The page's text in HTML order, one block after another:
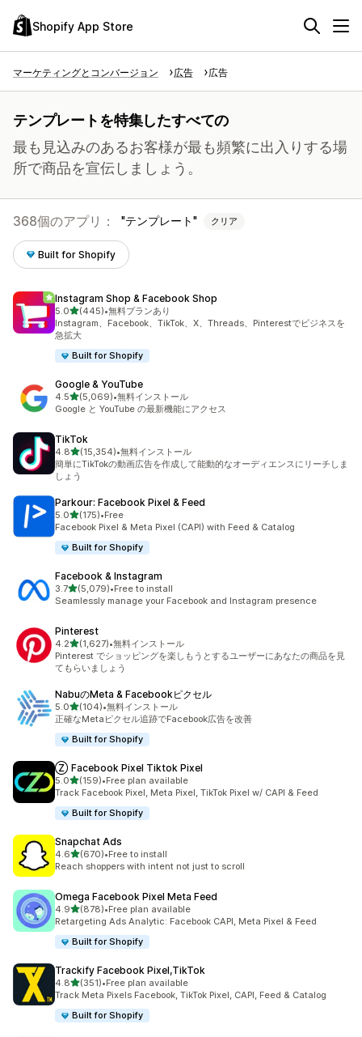
Shopify App Store
マーケティングとコンバージョン 広告 広告
テンプレートを特集したすべての
最も見込みのあるお客様が最も頻繁に出入りする場
所で商品を宣伝しましょう。
368個のアプリ： テンプレート クリア
Built for Shopify
Instagram Shop & Facebook Shop
5.05つ星中
(445)
合計レビュー数：445件
•無料プランあり
Instagram、Facebook、TikTok、X、Threads、Pinterestでビジネスを
急拡大
Built for Shopify
Google & YouTube
4.55つ星中
(5,069)
合計レビュー数：5069件
•無料インストール
Google と YouTube の最新機能にアクセス
TikTok
4.85つ星中
(15,354)
合計レビュー数：15354件
•無料インストール
簡単にTikTokの動画広告を作成して能動的なオーディエンスにリーチしま
しょう
Parkour: Facebook Pixel & Feed
5.05つ星中
(175)
合計レビュー数：175件
•Free
Facebook Pixel & Meta Pixel (CAPI) with Feed & Catalog
Built for Shopify
Facebook & Instagram
3.75つ星中
(5,079)
合計レビュー数：5079件
•Free to install
Seamlessly manage your Facebook and Instagram presence
Pinterest
4.25つ星中
(1,627)
合計レビュー数：1627件
•無料インストール
Pinterest でショッピングを楽しもうとするユーザーにあなたの商品を見
てもらいましょう
NabuのMeta & Facebookピクセル
5.05つ星中
(104)
合計レビュー数：104件
•無料インストール
正確なMetaピクセル追跡でFacebook広告を改善
Built for Shopify
Ⓩ Facebook Pixel Tiktok Pixel
5.05つ星中
(159)
合計レビュー数：159件
•Free plan available
Track Facebook Pixel, Meta Pixel, TikTok Pixel w/ CAPI & Feed
Built for Shopify
Snapchat Ads
4.65つ星中
(670)
合計レビュー数：670件
•Free to install
Reach shoppers with intent not just to scroll
Omega Facebook Pixel Meta Feed
4.95つ星中
(878)
合計レビュー数：878件
•Free plan available
Retargeting Ads Analytic: Facebook CAPI, Meta Pixel & Feed
Built for Shopify
Trackify Facebook Pixel,TikTok
4.85つ星中
(351)
合計レビュー数：351件
•Free plan available
Track Meta Pixels Facebook, TikTok Pixel, CAPI, Feed & Catalog
Built for Shopify